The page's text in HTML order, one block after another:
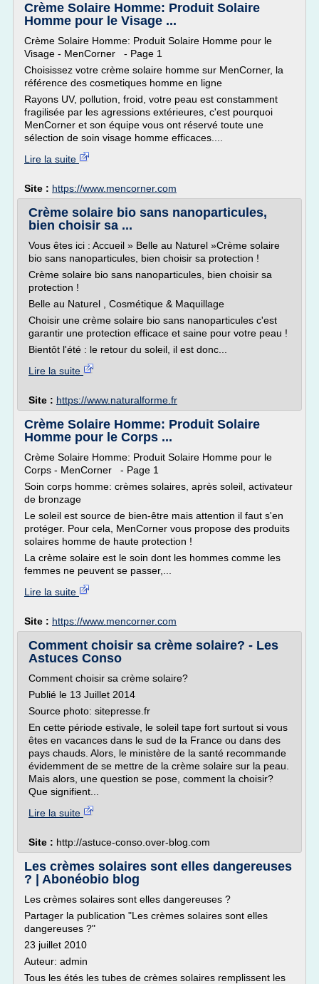
Crème Solaire Homme: Produit Solaire
Homme pour le Visage ...
Crème Solaire Homme: Produit Solaire Homme pour le
Visage - MenCorner - Page 1
Choisissez votre crème solaire homme sur MenCorner, la
référence des cosmetiques homme en ligne
Rayons UV, pollution, froid, votre peau est constamment
fragilisée par les agressions extérieures, c'est pourquoi
MenCorner et son équipe vous ont réservé toute une
sélection de soin visage homme efficaces....
Lire la suite
Site : https://www.mencorner.com
Crème solaire bio sans nanoparticules,
bien choisir sa ...
Vous êtes ici : Accueil » Belle au Naturel »Crème solaire
bio sans nanoparticules, bien choisir sa protection !
Crème solaire bio sans nanoparticules, bien choisir sa
protection !
Belle au Naturel , Cosmétique & Maquillage
Choisir une crème solaire bio sans nanoparticules c'est
garantir une protection efficace et saine pour votre peau !
Bientôt l'été : le retour du soleil, il est donc...
Lire la suite
Site : https://www.naturalforme.fr
Crème Solaire Homme: Produit Solaire
Homme pour le Corps ...
Crème Solaire Homme: Produit Solaire Homme pour le
Corps - MenCorner - Page 1
Soin corps homme: crèmes solaires, après soleil, activateur
de bronzage
Le soleil est source de bien-être mais attention il faut s'en
protéger. Pour cela, MenCorner vous propose des produits
solaires homme de haute protection !
La crème solaire est le soin dont les hommes comme les
femmes ne peuvent se passer,...
Lire la suite
Site : https://www.mencorner.com
Comment choisir sa crème solaire? - Les
Astuces Conso
Comment choisir sa crème solaire?
Publié le 13 Juillet 2014
Source photo: sitepresse.fr
En cette période estivale, le soleil tape fort surtout si vous
êtes en vacances dans le sud de la France ou dans des
pays chauds. Alors, le ministère de la santé recommande
évidemment de se mettre de la crème solaire sur la peau.
Mais alors, une question se pose, comment la choisir?
Que signifient...
Lire la suite
Site : http://astuce-conso.over-blog.com
Les crèmes solaires sont elles dangereuses
? | Abonéobio blog
Les crèmes solaires sont elles dangereuses ?
Partager la publication "Les crèmes solaires sont elles
dangereuses ?"
23 juillet 2010
Auteur: admin
Tous les étés les tubes de crèmes solaires remplissent les